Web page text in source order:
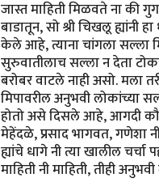
जास्त माहिती मिळवते ना की
बाडातून, सो श्री चिखलू ह्यांनी
केले आहे, त्याना चांगला
सुरुवातीलाच सल्ला न देता
बरोबर वाटले नाही असो. मला
मिपावरील अनुभवी लोकांच्या
होतो असे दिसले आहे, आगदी
मेहेंदळे, प्रसाद भागवत, गणेशा
ह्यांचे धागे नी त्या खालील चर्चा
माहिती नी माहिती, तीही